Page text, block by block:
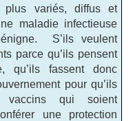
plus variés, diffus et
maladie infectieuse
S’ils veulent
parce qu’ils pensent
qu’ils fassent donc
pour qu’ils
vaccins qui soient
une protection